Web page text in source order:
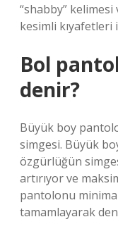
“shabby”
kesimli kıyafetleri
Bol
denir?
Büyük boy
simgesi. Büyük
özgürlüğün
artırıyor ve
pantolonu
tamamlayarak